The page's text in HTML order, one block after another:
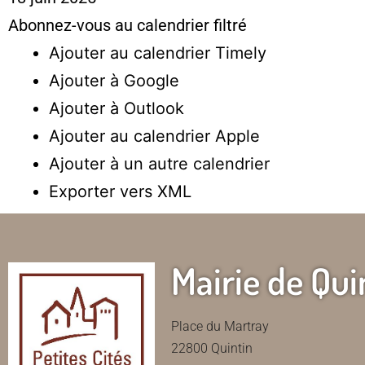
Abonnez-vous au calendrier filtré
Ajouter au calendrier Timely
Ajouter à Google
Ajouter à Outlook
Ajouter au calendrier Apple
Ajouter à un autre calendrier
Exporter vers XML
Mairie de
Place du Martray
22800 Quintin